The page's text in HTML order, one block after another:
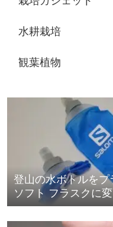
水耕栽培
観葉植物
登山の水ボトルを
ソフト フラスクに